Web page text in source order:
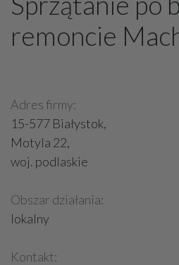
remoncie
Adres firmy:
15-577 Białystok,
Motyla 22,
woj. podlaskie
Obszar działania:
lokalny
Kontakt: